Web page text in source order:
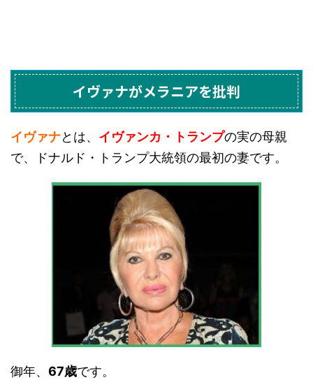
イヴァナがメラニアを批判
イヴァナとは、 イヴァンカ・トランプの実の母親
で、ドナルド・トランプ大統領の最初の妻です。
御年、 67歳です。